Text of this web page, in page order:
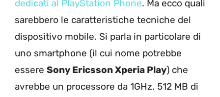
dedicati al PlayStation Phone. Ma ecco quali
sarebbero le caratteristiche tecniche del
dispositivo mobile. Si parla in particolare di
uno smartphone (il cui nome potrebbe
essere Sony Ericsson Xperia Play) che
avrebbe un processore da 1GHz, 512 MB di